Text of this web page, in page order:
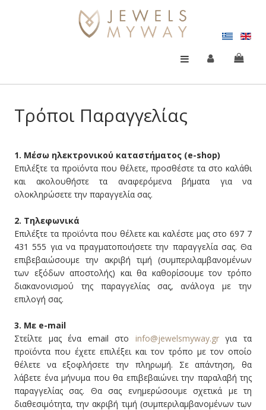
Τρόποι Παραγγελίας
1. Μέσω ηλεκτρονικού καταστήματος (e-shop)
Επιλέξτε τα προϊόντα που θέλετε, προσθέστε τα στο καλάθι
και ακολουθήστε τα αναφερόμενα βήματα για να
ολοκληρώσετε την παραγγελία σας.
2. Τηλεφωνικά
Επιλέξτε τα προϊόντα που θέλετε και καλέστε μας στο 697 7
431 555 για να πραγματοποιήσετε την παραγγελία σας. Θα
επιβεβαιώσουμε την ακριβή τιμή (συμπεριλαμβανομένων
των εξόδων αποστολής) και θα καθορίσουμε τον τρόπο
διακανονισμού της παραγγελίας σας, ανάλογα με την
επιλογή σας.
3. Με e-mail
Στείλτε μας ένα email στο info@jewelsmyway.grγια τα
προϊόντα που έχετε επιλέξει και τον τρόπο με τον οποίο
θέλετε να εξοφλήσετε την πληρωμή. Σε απάντηση, θα
λάβετε ένα μήνυμα που θα επιβεβαιώνει την παραλαβή της
παραγγελίας σας. Θα σας ενημερώσουμε σχετικά με τη
διαθεσιμότητα, την ακριβή τιμή (συμπεριλαμβανομένων των